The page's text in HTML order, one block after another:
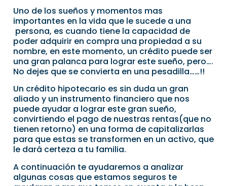
Uno de los sueños y momentos mas
importantes en la vida que le sucede a una
persona, es cuando tiene la capacidad de
poder adquirir en compra una propiedad a su
nombre, en este momento, un crédito puede ser
una gran palanca para lograr este sueño, pero….
No dejes que se convierta en una pesadilla……!!
Un crédito hipotecario es sin duda un gran
aliado y un instrumento financiero que nos
puede ayudar a lograr este gran sueño,
convirtiendo el pago de nuestras rentas(que no
tienen retorno) en una forma de capitalizarlas
para que estas se transformen en un activo, que
le dará certeza a tu familia.
A continuación te ayudaremos a analizar
algunas cosas que estamos seguros te